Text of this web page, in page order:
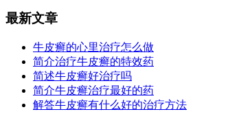
最新文章
牛皮癣的心里治疗怎么做
简介治疗牛皮癣的特效药
简述牛皮癣好治疗吗
简介牛皮癣治疗最好的药
解答牛皮癣有什么好的治疗方法